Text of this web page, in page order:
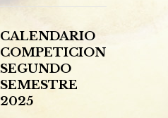
CALENDARIO
COMPETICION
SEGUNDO
SEMESTRE
2025